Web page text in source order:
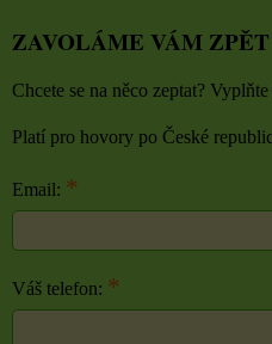
ZAVOLÁME VÁM ZPĚT
Chcete se na něco zeptat?
Platí pro hovory po České
Email: *
Váš telefon: *